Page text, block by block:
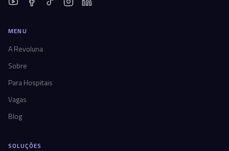
MENU
A Revoluna
Sobre
Para Hospitais
Vagas
Blog
SOLUÇÕES